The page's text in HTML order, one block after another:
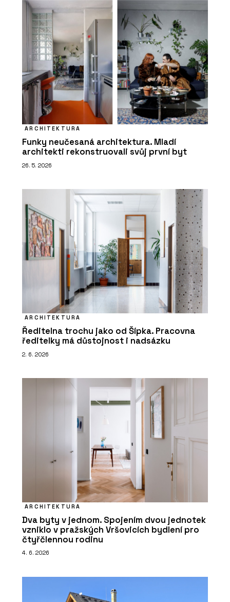
ARCHITEKTURA
Funky neučesaná architektura. Mladí
architekti rekonstruovali svůj první byt
26. 5. 2026
ARCHITEKTURA
Ředitelna trochu jako od Šípka. Pracovna
ředitelky má důstojnost i nadsázku
2. 6. 2026
ARCHITEKTURA
Dva byty v jednom. Spojením dvou jednotek
vzniklo v pražských Vršovicích bydlení pro
čtyřčlennou rodinu
4. 6. 2026